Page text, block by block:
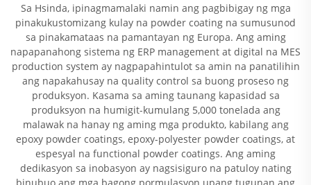
Sa Hsinda, ipinagmamalaki namin ang pagbibigay ng mga
pinakukustomizang kulay na powder coating na sumusunod
sa pinakamataas na pamantayan ng Europa. Ang aming
napapanahong sistema ng ERP management at digital na MES
production system ay nagpapahintulot sa amin na panatilihin
ang napakahusay na quality control sa buong proseso ng
produksyon. Kasama sa aming taunang kapasidad sa
produksyon na humigit-kumulang 5,000 tonelada ang
malawak na hanay ng aming mga produkto, kabilang ang
epoxy powder coatings, epoxy-polyester powder coatings, at
espesyal na functional powder coatings. Ang aming
dedikasyon sa inobasyon ay nagsisiguro na patuloy nating